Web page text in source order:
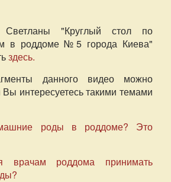
"Круглый стол по
в роддоме №5 города Киева"
здесь.
данного видео можно
Вы интересуетесь такими темами
роды в роддоме? Это
врачам роддома принимать